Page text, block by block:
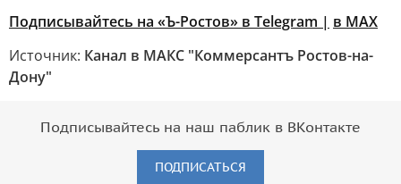
Подписывайтесь на «Ъ-Ростов» в Telegram | в MAX
Источник: Канал в МАКС "Коммерсантъ Ростов-на-
Дону"
Подписывайтесь на наш паблик в ВКонтакте
ПОДПИСАТЬСЯ